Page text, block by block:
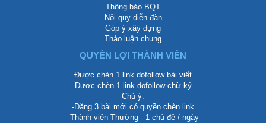
Thông báo BQT
Nội quy diễn đàn
Góp ý xây dựng
Thảo luận chung
QUYỀN LỢI THÀNH VIÊN
Được chèn 1 link dofollow bài viết
Được chèn 1 link dofollow chữ ký
Chú ý:
-Đăng 3 bài mới có quyền chèn link
-Thành viên Thường - 1 chủ đề / ngày